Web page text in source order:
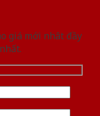
giá mới nhât đầy